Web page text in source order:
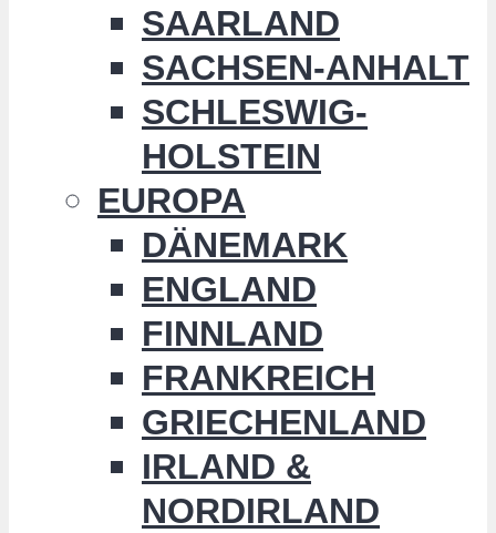
SAARLAND
SACHSEN-ANHALT
SCHLESWIG-
HOLSTEIN
EUROPA
DÄNEMARK
ENGLAND
FINNLAND
FRANKREICH
GRIECHENLAND
IRLAND &
NORDIRLAND